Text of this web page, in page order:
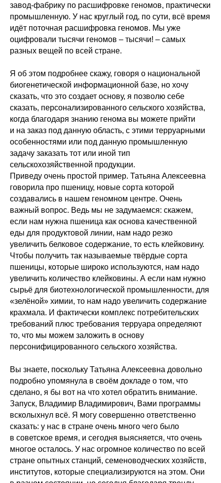
завод-фабрику по расшифровке геномов, практически
промышленную. У нас круглый год, по сути, всё время
идёт поточная расшифровка геномов. Мы уже
оцифровали тысячи геномов – тысячи! – самых
разных вещей по всей стране.
Я об этом подробнее скажу, говоря о национальной
биогенетической информационной базе, но хочу
сказать, что это создает основу, я позволю себе
сказать, персонализированного сельского хозяйства,
когда благодаря знанию генома вы можете прийти
и на заказ под данную область, с этими терруарными
особенностями или под данную промышленную
задачу заказать тот или иной тип
сельскохозяйственной продукции.
Приведу очень простой пример. Татьяна Алексеевна
говорила про пшеницу, новые сорта которой
создавались в нашем геномном центре. Очень
важный вопрос. Ведь мы не задумаемся: скажем,
если нам нужна пшеница как основа качественной
еды для продуктовой линии, нам надо резко
увеличить белковое содержание, то есть клейковину.
Чтобы получить так называемые твёрдые сорта
пшеницы, которые широко используются, нам надо
увеличить количество клейковины. А если нам нужно
сырьё для биотехнологической промышленности, для
«зелёной» химии, то нам надо увеличить содержание
крахмала. И фактически комплекс потребительских
требований плюс требования терруара определяют
то, что мы можем заложить в основу
персонифицированного сельского хозяйства.
Вы знаете, поскольку Татьяна Алексеевна довольно
подробно упомянула в своём докладе о том, что
сделано, я бы вот на что хотел обратить внимание.
Запуск, Владимир Владимирович, Вами программы
всколыхнул всё. Я могу совершенно ответственно
сказать: у нас в стране очень много чего было
в советское время, и сегодня выясняется, что очень
многое осталось. У нас огромное количество по всей
стране опытных станций, семеноводческих хозяйств,
институтов, которые специализируются на этом. Они